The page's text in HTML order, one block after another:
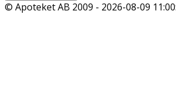
© Apoteket AB 2009 - 2026-08-09